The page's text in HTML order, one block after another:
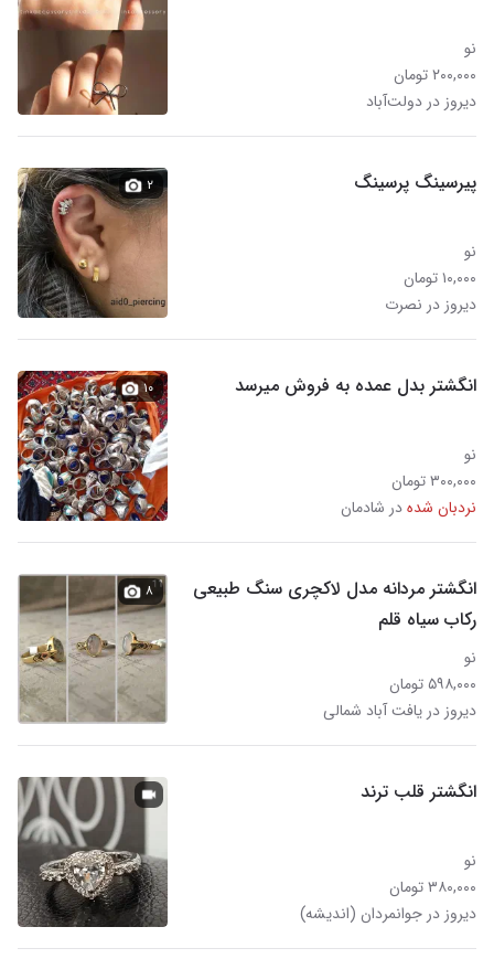
نو
۲۰۰,۰۰۰ تومان
دیروز در دولت‌آباد
پیرسینگ پرسینگ
نو
۱۰,۰۰۰ تومان
دیروز در نصرت
۲
انگشتر بدل عمده به فروش میرسد
نو
۳۰۰,۰۰۰ تومان
نردبان شدهدر شادمان
۱۰
انگشتر مردانه مدل لاکچری سنگ طبیعی
رکاب سیاه قلم
نو
۵۹۸,۰۰۰ تومان
دیروز در یافت آباد شمالی
۸
انگشتر قلب ترند
نو
۳۸۰,۰۰۰ تومان
دیروز در جوانمردان (اندیشه)